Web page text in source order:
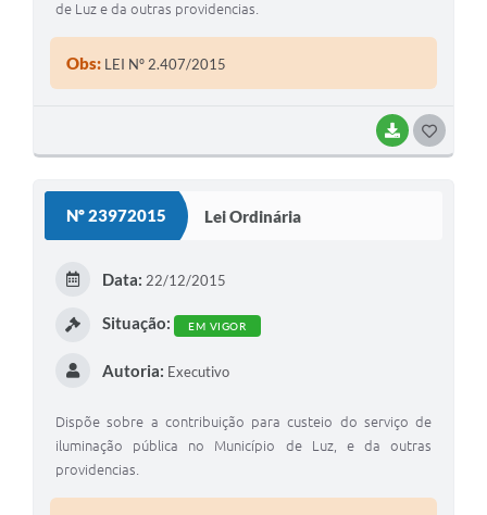
BAIXAR
de Luz e da outras providencias.
Obs: LEI Nº 2.407/2015
Nº 23972015 Lei Ordinária
Data: 22/12/2015
Situação: EM VIGOR
Autoria: Executivo
Dispõe sobre a contribuição para custeio do serviço de
iluminação pública no Município de Luz, e da outras
providencias.